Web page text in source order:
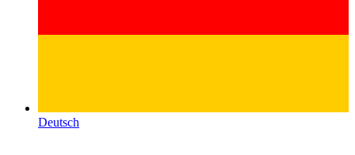
Deutsch